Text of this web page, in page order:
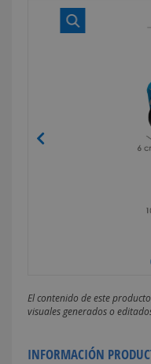
El contenido de este
visuales generados o
INFORMACIÓN